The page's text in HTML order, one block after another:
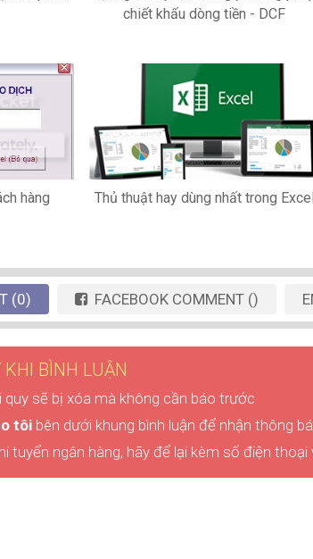
chiết khấu dòng tiền - DCF
hàng Thủ thuật hay dùng nhất trong Excel
(0) FACEBOOK COMMENT ()
BÌNH LUẬN
quy sẽ bị xóa mà không cần báo trước
tôi bên dưới khung bình luận để nhận thông
tuyển ngân hàng, hãy để lại kèm số điện